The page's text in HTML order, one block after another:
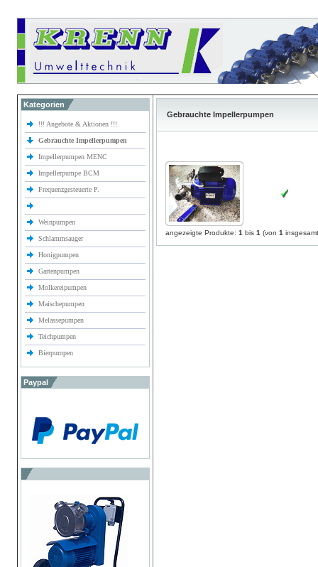
Kategorien
!!! Angebote & Aktionen !!!
Gebrauchte Impellerpumpen
Impellerpumpen MENC
Impellerpumpe BCM
Frequenzgesteuerte P.
Weinpumpen
Schlammsauger
Honigpumpen
Gartenpumpen
Molkereipumpen
Maischepumpen
Melassepumpen
Teichpumpen
Bierpumpen
Paypal
Gebrauchte Impellerpumpen
angezeigte Produkte: 1 bis 1 (von 1